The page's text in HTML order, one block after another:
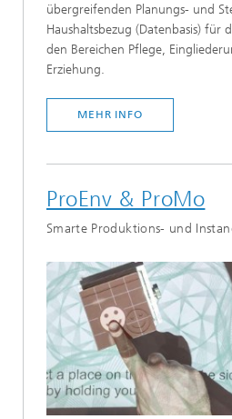
übergreifenden Planungs- und
Haushaltsbezug (Datenbasis) für
den Bereichen Pflege,
Erziehung.
MEHR INFO
ProEnv & ProMo
Smarte Produktions- und